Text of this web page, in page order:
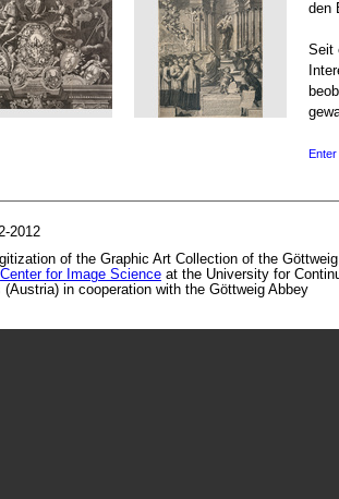
den
Seit
2012
of the Graphic Art Collection of the
Center for Image Science at the University for
(Austria) in cooperation with the Göttweig Abbey